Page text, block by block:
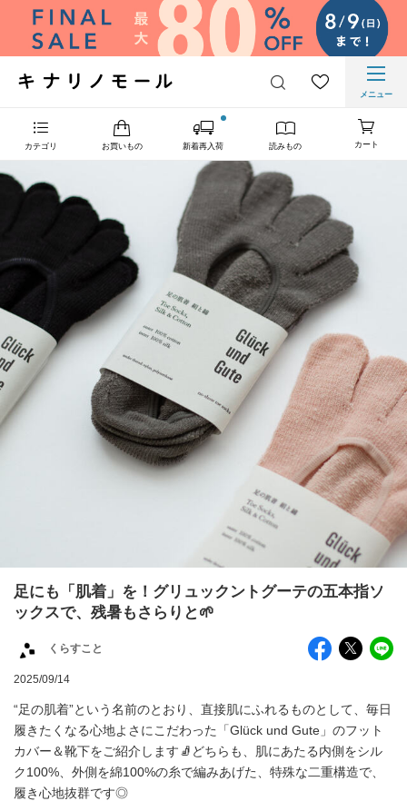
メニュー
カテゴリ お買いもの 新着再入荷 読みもの カート
足にも「肌着」を！グリュックントグーテの五本指ソ
ックスで、残暑もさらりと🌱
くらすこと
2025/09/14
“足の肌着”という名前のとおり、直接肌にふれるものとして、毎日
履きたくなる心地よさにこだわった「Glück und Gute」のフット
カバー＆靴下をご紹介します🧦どちらも、肌にあたる内側をシル
ク100%、外側を綿100%の糸で編みあげた、特殊な二重構造で、
履き心地抜群です◎